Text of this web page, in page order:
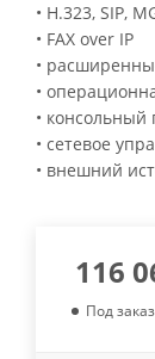
• H.323, SIP,
• FAX over IP
•
•
• консольный
• сетевое
• внешний
116
Под заказ